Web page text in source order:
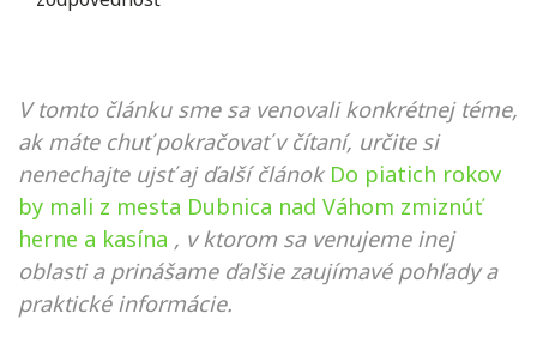
V tomto článku sme sa venovali konkrétnej téme,
ak máte chuť pokračovať v čítaní, určite si
nenechajte ujsť aj ďalší článok Do piatich rokov
by mali z mesta Dubnica nad Váhom zmiznúť
herne a kasína , v ktorom sa venujeme inej
oblasti a prinášame ďalšie zaujímavé pohľady a
praktické informácie.